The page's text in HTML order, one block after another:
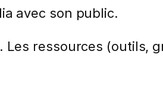
avec son public.
ressources (outils,